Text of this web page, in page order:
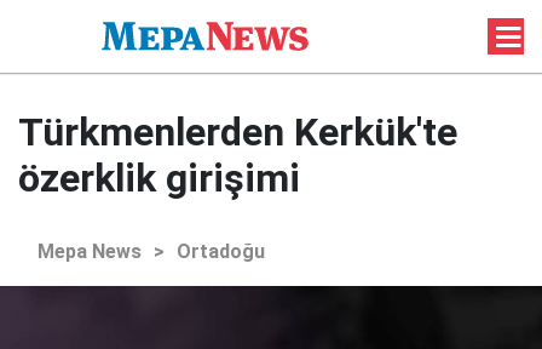
Türkmenlerden Kerkük'te
özerklik girişimi
Mepa News > Ortadoğu